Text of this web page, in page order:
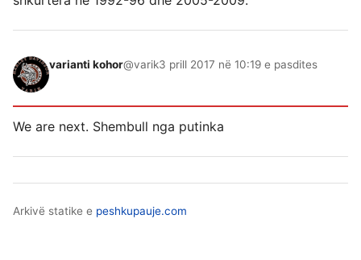
varianti kohor@varik3 prill 2017 në 10:19 e pasdites
We are next. Shembull nga putinka
Arkivë statike e peshkupauje.com